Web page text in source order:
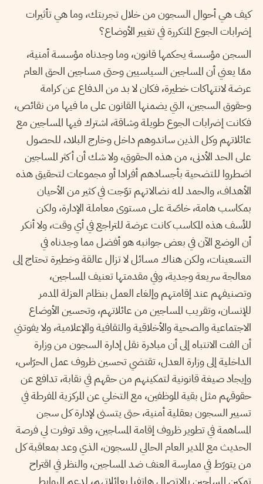
كيف هي أحوال السجون من خلال تجربتك، وما هي تأثيرات
إضرابات الجوع المتكررة في تغيير الأوضاع؟
السجن مؤسسة يحكمها قانون، وما وجدناه مؤسسة أمنية،
ممّا يعني أن المساجين السياسيين وحتى مساجين الحق العام
عرضة لانتهاكات خطيرة، فكان لا بد من الدفاع عن كرامة
وحقوق السجين، التي يضمنها القانون على ما فيها من نقائص،
فكانت إضرابات الجوع طويلة وشاقة، اشترك فيها المساجين مع
عائلاتهم وكل الذين ساندوهم داخل وخارج البلاد، للحصول
على الحد الأدنى، من هذه الحقوق، ولا شك أن أكثر المساجين
اضطروا للتضحية بأجسادهم أفرادا أو مجموعات لتحقيق هذه
الأهداف، والحمد لله نضالاتهم توّجت في كثير من الأحيان
بمكاسب هامة، خاصّة على مستوى معاملة الإدارة، ولكن
للأسف هذه المكاسب كانت عرضة للتراجع في أي وقت، ولا أنكر
أن الوضع الآن في بعض جوانبه هو أفضل مما وجدناه في
التسعينات، ولكن هناك مسائل لا تزال عالقة وخطيرة تحتاج إلى
معالجة سريعة وجدية، وفي مقدمتها تعنيف المساجين،
وتصنيفهم عند إقامتهم وإلغاء العمل بنظام العزلة المدمر
للإنسان، وتقريب المساجين من عائلاتهم، وتحسين الأوضاع
الاجتماعية والصحية والأخلاقية والثقافية والإعلامية، ولا يفوتني
أن الفت الانتباه إلى أن مبادرة نقل إدارة السجون من وزارة
الداخلية إلى وزارة العدل، تقتضي تحسين ظروف عمل الحرّاس،
وإيجاد صيغة قانونية لتمكينهم من حقهم في نقابة، تدافع عن
حقوقهم مثل بقية الموظفين، مع التخلي عن المركزية المفرطة في
تسيير السجون بعقلية أمنية، حتى يتسنى لإدارة كل سجن
المساهمة في تطوير ظروف إقامة المساجين، وقد توفرت لي فرصة
الحديث مع المدير العام الحالي للسجون، الذي وعد بمعاقبة كل
من يتورّط في ممارسة العنف ضد المساجين، والنظر في اقتراح
تمكين المساجين بالاتصال هاتفيا بعائلاتهم، لدعم الروابط